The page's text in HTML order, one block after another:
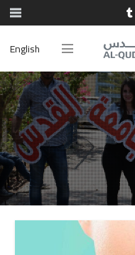
English